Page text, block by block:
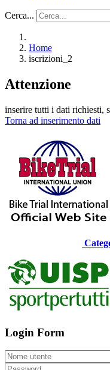
Cerca...
Home
iscrizioni_2
Attenzione
inserire tutti i dati richiesti,
Torna ad inserimento dati
Login Form